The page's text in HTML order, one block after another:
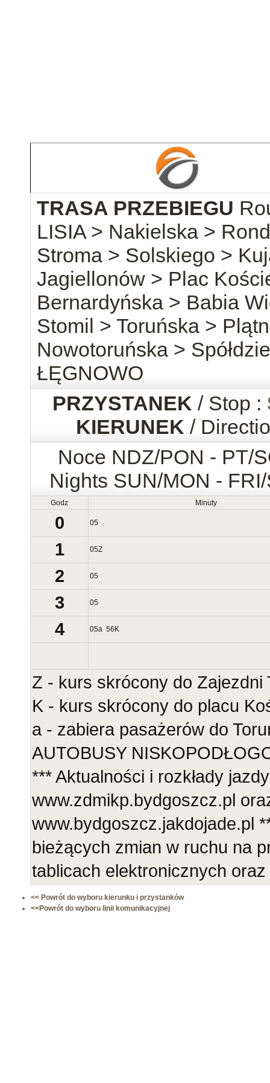
TRASA PRZEBIEGU
LISIA > Nakielska >
Stroma > Solskiego >
Jagiellonów > Plac
Bernardyńska > Babia
Stomil > Toruńska >
Nowotoruńska >
ŁĘGNOWO
PRZYSTANEK / Stop :
KIERUNEK /
Noce NDZ/PON - PT/
Nights SUN/MON -
Godz Minuty
0 05
1 05Z
2 05
3 05
4 05a 56 K
Z - kurs skrócony do Zajezdni
K - kurs skrócony do placu
a - zabiera pasażerów do
AUTOBUSY
*** Aktualności i rozkłady
www.zdmikp.bydgoszcz.pl
www.bydgoszcz.jakdojade.pl
bieżących zmian w ruchu na
tablicach elektronicznych
<< Powrót do wyboru kierunku i przystanków
<<Powrót do wyboru linii komunikacyjnej